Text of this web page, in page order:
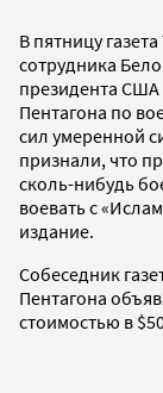
В пятницу
сотрудника
президента
Пентагона по
сил умеренной
признали, что
сколь-нибудь
воевать с
издание.
Собеседник
Пентагона
стоимостью в